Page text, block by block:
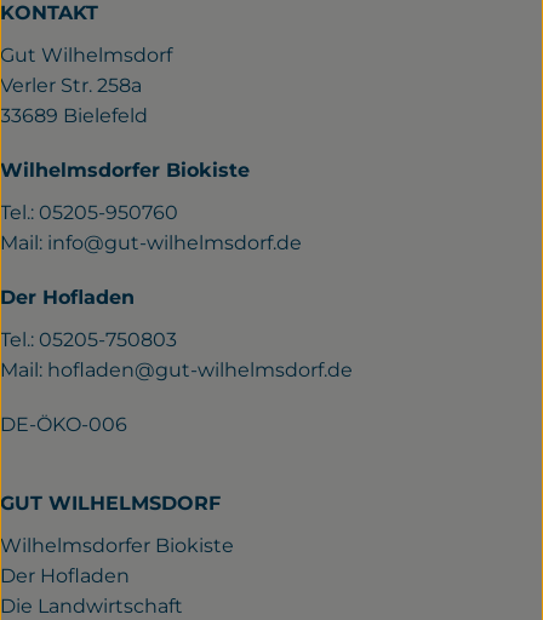
KONTAKT
Gut Wilhelmsdorf
Verler Str. 258a
33689 Bielefeld
Wilhelmsdorfer Biokiste
Tel.: 05205-950760
Mail: info@gut-wilhelmsdorf.de
Der Hofladen
Tel.: 05205-750803
Mail: hofladen@gut-wilhelmsdorf.de
DE-ÖKO-006
GUT WILHELMSDORF
Wilhelmsdorfer Biokiste
Der Hofladen
Die Landwirtschaft